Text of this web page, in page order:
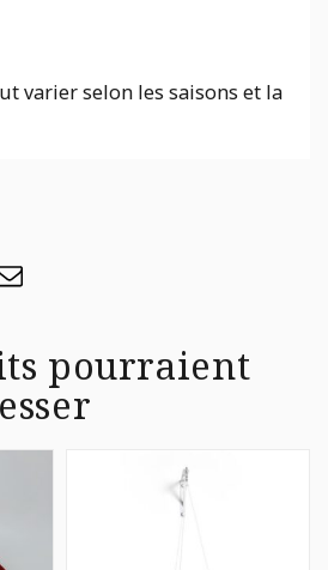
varier selon les saisons et la
pourraient